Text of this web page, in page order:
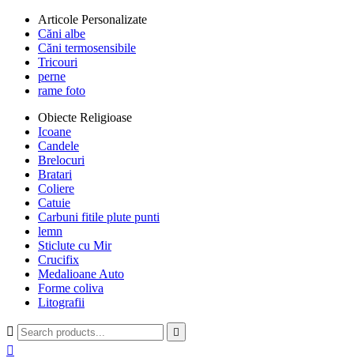
Articole Personalizate
Căni albe
Căni termosensibile
Tricouri
perne
rame foto
Obiecte Religioase
Icoane
Candele
Brelocuri
Bratari
Coliere
Catuie
Carbuni fitile plute punti
lemn
Sticlute cu Mir
Crucifix
Medalioane Auto
Forme coliva
Litografii
 
